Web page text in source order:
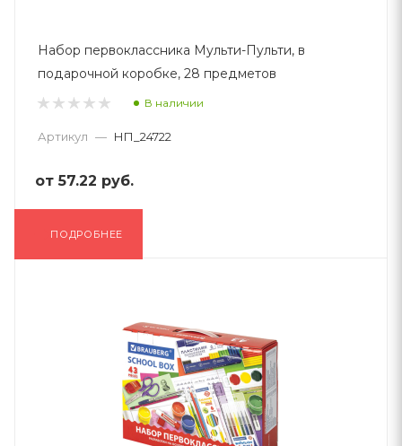
Набор первоклассника Мульти-Пульти, в
подарочной коробке, 28 предметов
В наличии
Артикул — НП_24722
от57.22 руб.
ПОДРОБНЕЕ